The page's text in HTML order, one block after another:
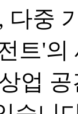
다중
트'
업